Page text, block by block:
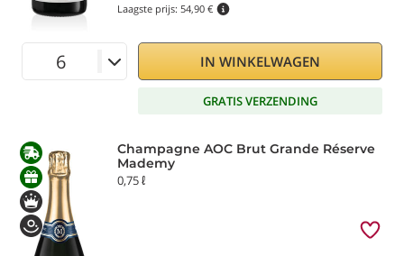
Laagste prijs: 54,90 €
IN WINKELWAGEN
GRATIS VERZENDING
Champagne AOC Brut Grande Réserve
Mademy
0,75 ℓ